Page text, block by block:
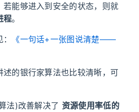
若能够进入到安全的状态，则就
程。
《一句话+一张图说清楚——
述的银行家算法也比较清晰，可
法)改善解决了 资源使用率低的